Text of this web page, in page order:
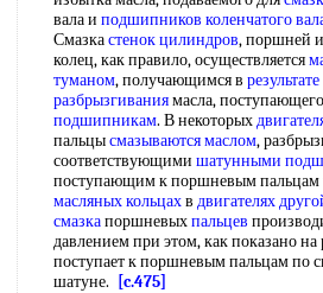
вала и подшипников коленчатого
Смазкастенок цилиндров, поршней
колец, как правило, осуществляется
туманом, получающимся в результате
разбрызгиваниямасла,
подшипникам. В некоторых
пальцысмазываются маслом,
соответствующими шатунными
поступающим к поршневым пальцам
масляных кольцахв двигателях
смазкапоршневыхпальцев
давлением при этом, как показано на
поступает к поршневым пальцам по
шатуне.
[c.475]